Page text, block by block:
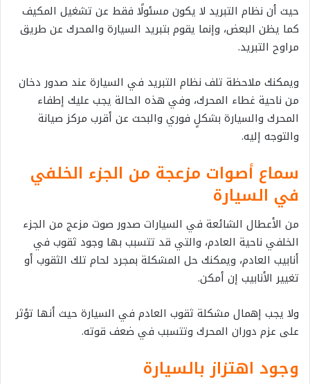
حيث أن نظام التبريد لا يكون مسئولًا فقط عن تشغيل المكيف
كما يظن البعض، وإنما يقوم بتبريد السيارة والمحرك عن طريق
مراوح التبريد.
ويمكنك ملاحظة تلف نظام التبريد في السيارة عند صدور دخان
من ناحية غطاء المحرك، وفي هذه الحالة يجب عليك إطفاء
المحرك والسيارة بشكلٍ فوري والبحث عن أقرب مركز صيانة
والتوجه إليه.
سماع أصوات مزعجة من الجزء الخلفي
في السيارة
من الأعطال الشائعة في السيارات صدور صوت مزعج من الجزء
الخلفي ناحية العادم، والتي قد تتسبب بها وجود ثقوب في
أنابيب العادم، ويمكنك حل المشكلة بمجرد لحام تلك الثقوب أو
تغيير الأنابيب إن أمكن.
ولا يجب إهمال مشكلة ثقوب العادم في السيارة حيث أنها تؤثر
على عزم دوران المحرك وتتسبب في ضعف قوته.
وجود اهتزاز بالسيارة